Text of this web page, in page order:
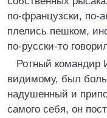
по-французски, по-
плелись пешком,
по-русски-то
Ротный командир
видимому, был
надушенный и
самого себя, он